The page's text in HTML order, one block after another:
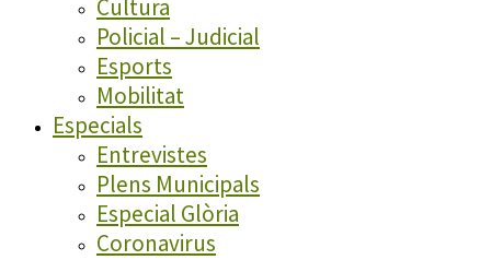
Cultura
Policial – Judicial
Esports
Mobilitat
Especials
Entrevistes
Plens Municipals
Especial Glòria
Coronavirus